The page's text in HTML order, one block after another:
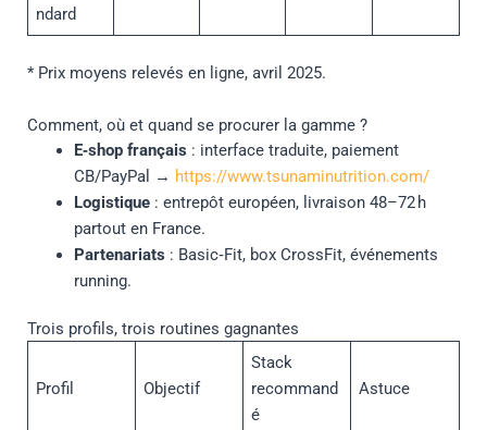
ndard
* Prix moyens relevés en ligne, avril 2025.
Comment, où et quand se procurer la gamme ?
E‑shop français : interface traduite, paiement
CB/PayPal → https://www.tsunaminutrition.com/
Logistique : entrepôt européen, livraison 48–72 h
partout en France.
Partenariats : Basic‑Fit, box CrossFit, événements
running.
Trois profils, trois routines gagnantes
Profil Objectif
Stack
recommand
é
Astuce